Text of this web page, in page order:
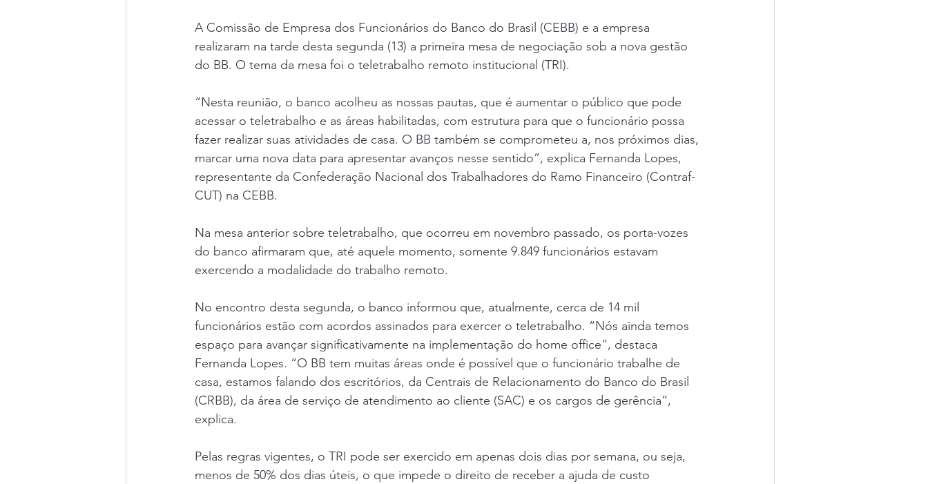
A Comissão de Empresa dos Funcionários do Banco do Brasil (CEBB) e a empresa
realizaram na tarde desta segunda (13) a primeira mesa de negociação sob a nova gestão
do BB. O tema da mesa foi o teletrabalho remoto institucional (TRI).
“Nesta reunião, o banco acolheu as nossas pautas, que é aumentar o público que pode
acessar o teletrabalho e as áreas habilitadas, com estrutura para que o funcionário possa
fazer realizar suas atividades de casa. O BB também se comprometeu a, nos próximos dias,
marcar uma nova data para apresentar avanços nesse sentido”, explica Fernanda Lopes,
representante da Confederação Nacional dos Trabalhadores do Ramo Financeiro (Contraf-
CUT) na CEBB.
Na mesa anterior sobre teletrabalho, que ocorreu em novembro passado, os porta-vozes
do banco afirmaram que, até aquele momento, somente 9.849 funcionários estavam
exercendo a modalidade do trabalho remoto.
No encontro desta segunda, o banco informou que, atualmente, cerca de 14 mil
funcionários estão com acordos assinados para exercer o teletrabalho. “Nós ainda temos
espaço para avançar significativamente na implementação do home office”, destaca
Fernanda Lopes. “O BB tem muitas áreas onde é possível que o funcionário trabalhe de
casa, estamos falando dos escritórios, da Centrais de Relacionamento do Banco do Brasil
(CRBB), da área de serviço de atendimento ao cliente (SAC) e os cargos de gerência”,
explica.
Pelas regras vigentes, o TRI pode ser exercido em apenas dois dias por semana, ou seja,
menos de 50% dos dias úteis, o que impede o direito de receber a ajuda de custo